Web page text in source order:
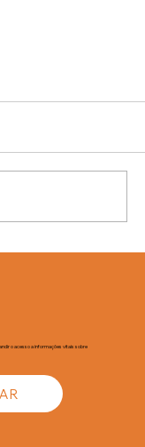
o acesso a informações vitais sobre